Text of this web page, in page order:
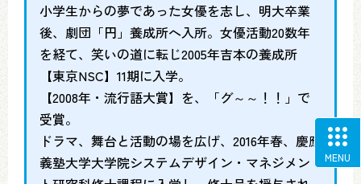
MENU
小学生からの夢であった女優を志し、明大卒業
後、劇団「円」養成所へ入所。女優活動20数年
を経て、笑いの道に転じ2005年吉本の養成所
【東京NSC】11期に入学。
【2008年・流行語大賞】を、「グ～～！！」で
受賞。
ドラマ、舞台と活動の場を広げ、2016年春、慶應
義塾大学大学院システムデザイン・マネジメン